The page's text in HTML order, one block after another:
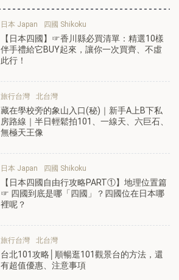
日本 Japan 四國 Shikoku
【日本四國】☞香川縣必買清單：精選10樣
伴手禮給它BUY起來，讓你一次買齊、不虛
此行！
旅行台灣 北台灣
藏在學校旁的象山入口(秘)｜新手A上B下私
房路線｜半日輕鬆拍101、一線天、六巨石、
無極天王像
日本 Japan 四國 Shikoku
【日本四國自由行攻略PART①】地理位置篇
☞ 四國到底是哪「四國」？四國位在日本哪
裡呢？
旅行台灣 北台灣
台北101攻略│順暢逛101觀景台的方法，還
有超值優惠、注意事項